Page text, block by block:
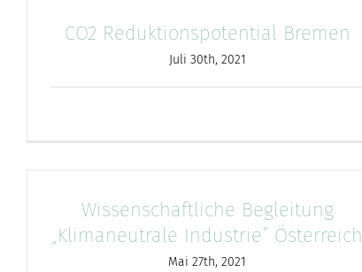
CO2 Reduktionspotential Bremen
Juli 30th, 2021
Wissenschaftliche Begleitung
„Klimaneutrale Industrie“ Österreich
Mai 27th, 2021